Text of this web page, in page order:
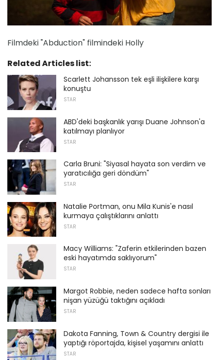
Filmdeki "Abduction" filmindeki Holly
Related Articles list:
Scarlett Johansson tek eşli ilişkilere karşı
konuştu
STAR
ABD'deki başkanlık yarışı Duane Johnson'a
katılmayı planlıyor
STAR
Carla Bruni: "Siyasal hayata son verdim ve
yaratıcılığa geri döndüm"
STAR
Natalie Portman, onu Mila Kunis'e nasıl
kurmaya çalıştıklarını anlattı
STAR
Macy Williams: "Zaferin etkilerinden bazen
eski hayatımda saklıyorum"
STAR
Margot Robbie, neden sadece hafta sonları
nişan yüzüğü taktığını açıkladı
STAR
Dakota Fanning, Town & Country dergisi ile
yaptığı röportajda, kişisel yaşamını anlattı
STAR